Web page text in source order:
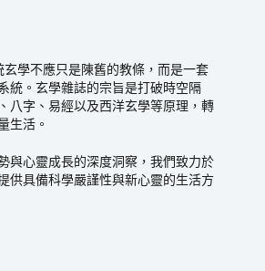
學不應只是陳舊的教條，而是一套
統。玄學雜誌的宗旨是打破時空隔
八字、易經以及西洋玄學等原理，轉
生活。
與心靈成長的深度洞察，我們致力於
供具備科學嚴謹性與新心靈的生活方